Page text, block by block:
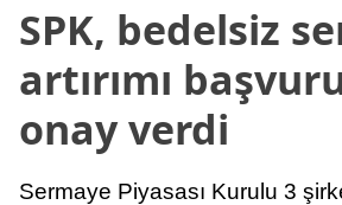
SPK, bedelsiz
artırımı
onay verdi
Sermaye Piyasası Kurulu 3